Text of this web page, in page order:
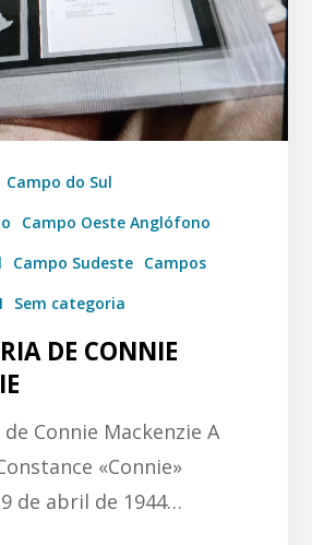
Campo do Sul
Campo Oeste Anglófono
Campo Sudeste Campos
Sem categoria
DE CONNIE
Connie Mackenzie A
«Connie»
de abril de 1944…